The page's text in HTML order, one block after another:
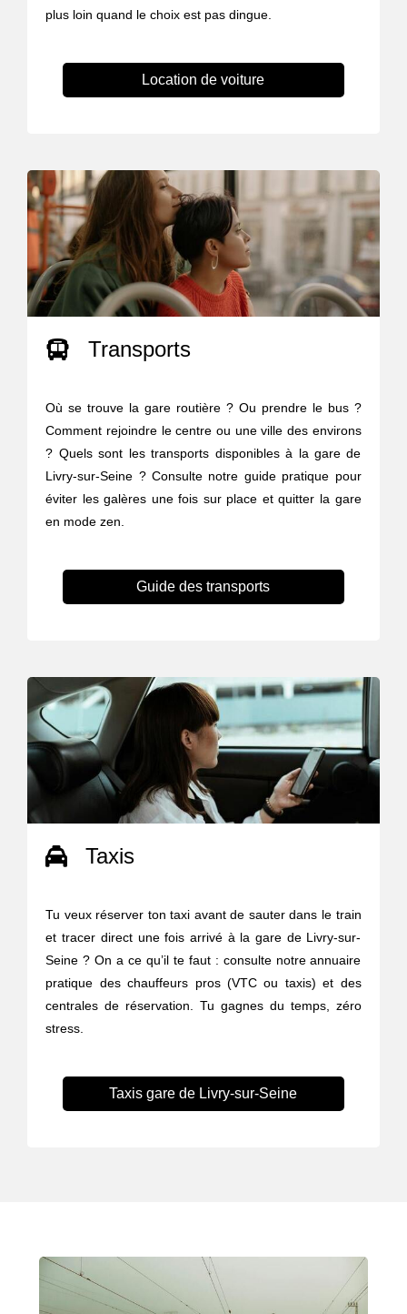
plus loin quand le choix est pas dingue.
Location de voiture
Transports
Où se trouve la gare routière ? Ou prendre le bus ?
Comment rejoindre le centre ou une ville des environs
? Quels sont les transports disponibles à la gare de
Livry-sur-Seine ? Consulte notre guide pratique pour
éviter les galères une fois sur place et quitter la gare
en mode zen.
Guide des transports
Taxis
Tu veux réserver ton taxi avant de sauter dans le train
et tracer direct une fois arrivé à la gare de Livry-sur-
Seine ? On a ce qu’il te faut : consulte notre annuaire
pratique des chauffeurs pros (VTC ou taxis) et des
centrales de réservation. Tu gagnes du temps, zéro
stress.
Taxis gare de Livry-sur-Seine